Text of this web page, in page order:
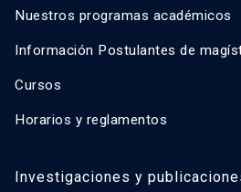
Nuestros programas académicos
Información Postulantes de
Cursos
Horarios y reglamentos
Investigaciones y